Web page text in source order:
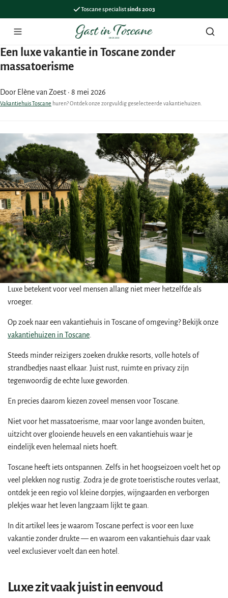
Toscane specialistsinds 2003
Menu
Een luxe vakantie in Toscane zonder
massatoerisme
Door Elène van Zoest · 8 mei 2026
Vakantiehuis Toscane huren? Ontdek onze zorgvuldig geselecteerde vakantiehuizen.
Luxe betekent voor veel mensen allang niet meer hetzelfde als
vroeger.
Op zoek naar een vakantiehuis in Toscane of omgeving? Bekijk onze
vakantiehuizen in Toscane
Steeds minder reizigers zoeken drukke resorts, volle hotels of
strandbedjes naast elkaar. Juist rust, ruimte en privacy zijn
tegenwoordig de echte luxe geworden.
En precies daarom kiezen zoveel mensen voor Toscane.
Niet voor het massatoerisme, maar voor lange avonden buiten,
uitzicht over glooiende heuvels en een vakantiehuis waar je
eindelijk even helemaal niets hoeft.
Toscane heeft iets ontspannen. Zelfs in het hoogseizoen voelt het op
veel plekken nog rustig. Zodra je de grote toeristische routes verlaat,
ontdek je een regio vol kleine dorpjes, wijngaarden en verborgen
plekjes waar het leven langzaam lijkt te gaan.
In dit artikel lees je waarom Toscane perfect is voor een luxe
vakantie zonder drukte — en waarom een vakantiehuis daar vaak
veel exclusiever voelt dan een hotel.
Luxe zit vaak juist in eenvoud